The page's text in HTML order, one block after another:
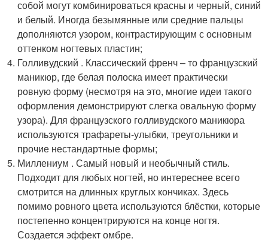
собой могут комбинироваться красны и черный, синий
и белый. Иногда безымянные или средние пальцы
дополняются узором, контрастирующим с основным
оттенком ногтевых пластин;
Голливудский . Классический френч – то французский
маникюр, где белая полоска имеет практически
ровную форму (несмотря на это, многие идеи такого
оформления демонстрируют слегка овальную форму
узора). Для французского голливудского маникюра
используются трафареты-улыбки, треугольники и
прочие нестандартные формы;
Миллениум . Самый новый и необычный стиль.
Подходит для любых ногтей, но интереснее всего
смотрится на длинных круглых кончиках. Здесь
помимо ровного цвета используются блёстки, которые
постепенно концентрируются на конце ногтя.
Создается эффект омбре.